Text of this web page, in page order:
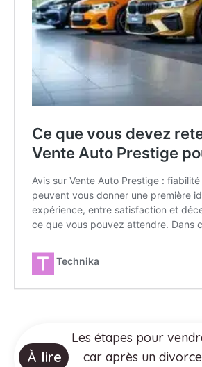
À lire
Les étapes pour
car après un